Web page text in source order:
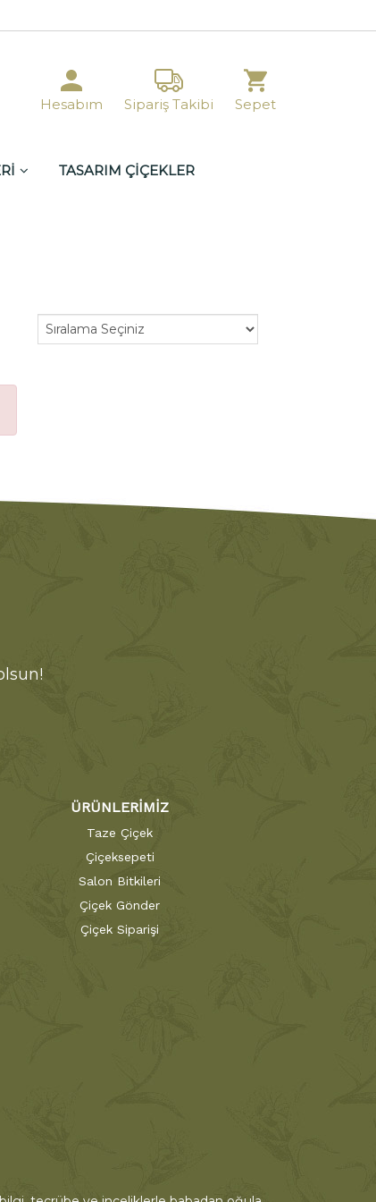
Hesabım Sipariş Takibi Sepet
TASARIM ÇİÇEKLER
ÜRÜNLERİMİZ
Taze Çiçek
Çiçeksepeti
Salon Bitkileri
Çiçek Gönder
Çiçek Siparişi